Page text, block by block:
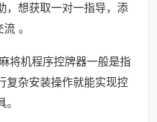
，想获取一对一指导，添
。
将机程序控牌器一般是指
复杂安装操作就能实现控